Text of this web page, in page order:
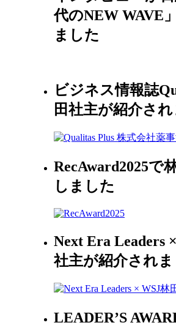
代のNEW WAVE
ました
ビジネス情報誌
田社主が紹介さ
RecAward2025で
しました
Next Era Leaders
社主が紹介されま
LEADER’S